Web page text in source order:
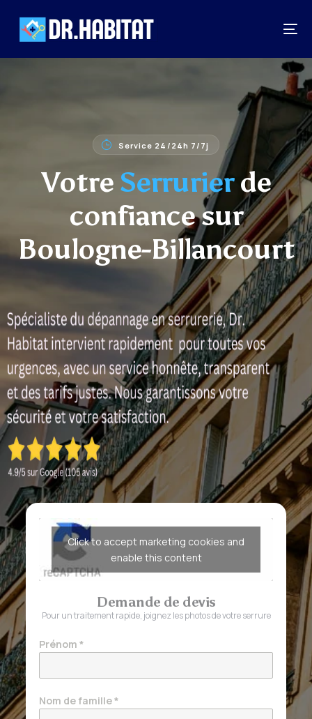
Service 24/24h 7/7j
Votre Serrurier de
confiance sur
Boulogne-Billancourt
Click to accept marketing cookies and
enable this content
Demande de devis
Pour un traitement rapide, joignez les photos de votre serrure
Prénom*
Nom de famille*